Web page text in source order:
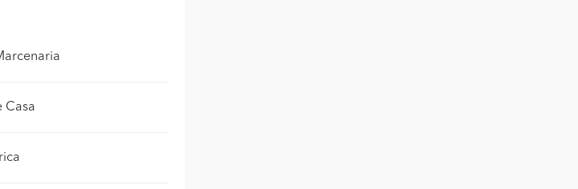
Casa